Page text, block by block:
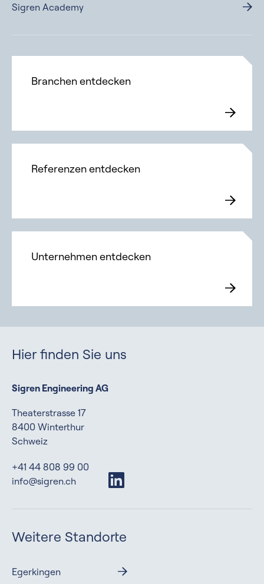
Sigren Academy
Branchen entdecken
Referenzen entdecken
Unternehmen entdecken
Hier finden Sie uns
Sigren Engineering AG
Theaterstrasse 17
8400 Winterthur
Schweiz
+41 44 808 99 00
info@sigren.ch
Weitere Standorte
Egerkingen